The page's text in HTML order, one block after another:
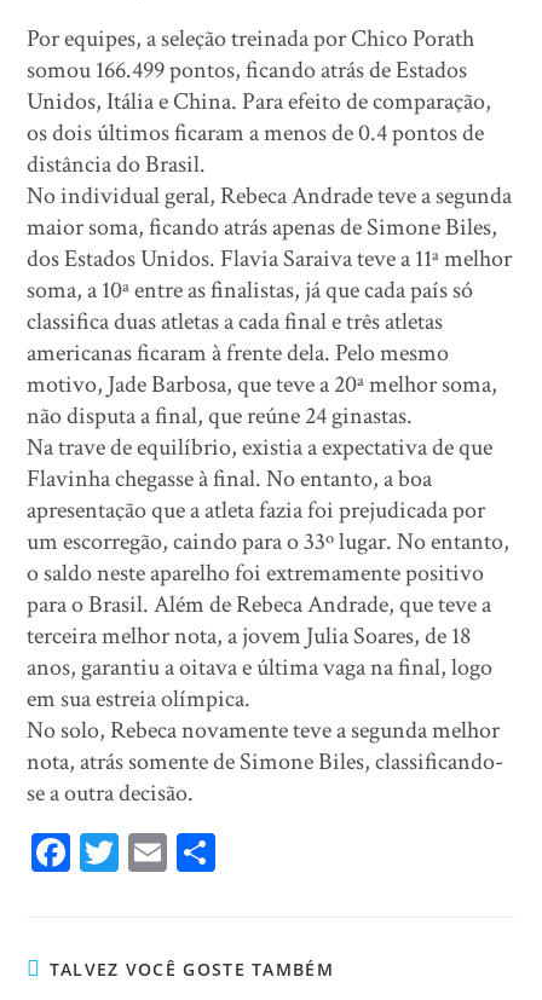
Por equipes, a seleção treinada por Chico Porath
somou 166.499 pontos, ficando atrás de Estados
Unidos, Itália e China. Para efeito de comparação,
os dois últimos ficaram a menos de 0.4 pontos de
distância do Brasil.
No individual geral, Rebeca Andrade teve a segunda
maior soma, ficando atrás apenas de Simone Biles,
dos Estados Unidos. Flavia Saraiva teve a 11ª melhor
soma, a 10ª entre as finalistas, já que cada país só
classifica duas atletas a cada final e três atletas
americanas ficaram à frente dela. Pelo mesmo
motivo, Jade Barbosa, que teve a 20ª melhor soma,
não disputa a final, que reúne 24 ginastas.
Na trave de equilíbrio, existia a expectativa de que
Flavinha chegasse à final. No entanto, a boa
apresentação que a atleta fazia foi prejudicada por
um escorregão, caindo para o 33º lugar. No entanto,
o saldo neste aparelho foi extremamente positivo
para o Brasil. Além de Rebeca Andrade, que teve a
terceira melhor nota, a jovem Julia Soares, de 18
anos, garantiu a oitava e última vaga na final, logo
em sua estreia olímpica.
No solo, Rebeca novamente teve a segunda melhor
nota, atrás somente de Simone Biles, classificando-
se a outra decisão.
Fa
ok
T
er
E
TALVEZ VOCÊ GOSTE TAMBÉM